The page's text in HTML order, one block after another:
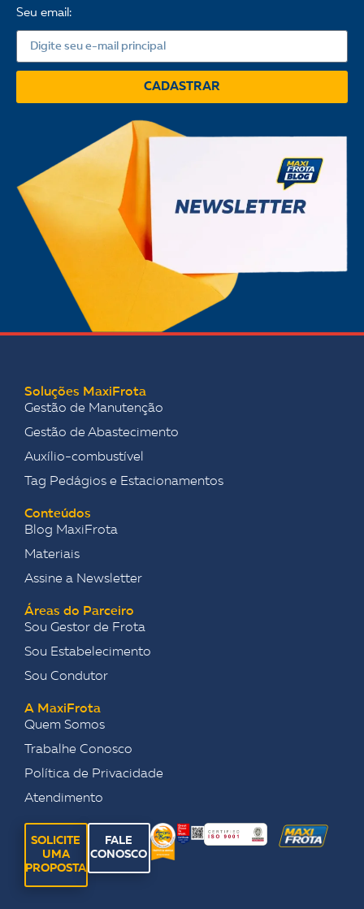
Seu email:
CADASTRAR
Soluções MaxiFrota
Gestão de Manutenção
Gestão de Abastecimento
Auxílio-combustível
Tag Pedágios e Estacionamentos
Conteúdos
Blog MaxiFrota
Materiais
Assine a Newsletter
Áreas do Parceiro
Sou Gestor de Frota
Sou Estabelecimento
Sou Condutor
A MaxiFrota
Quem Somos
Trabalhe Conosco
Política de Privacidade
Atendimento
SOLICITE
UMA
PROPOSTA
FALE
CONOSCO